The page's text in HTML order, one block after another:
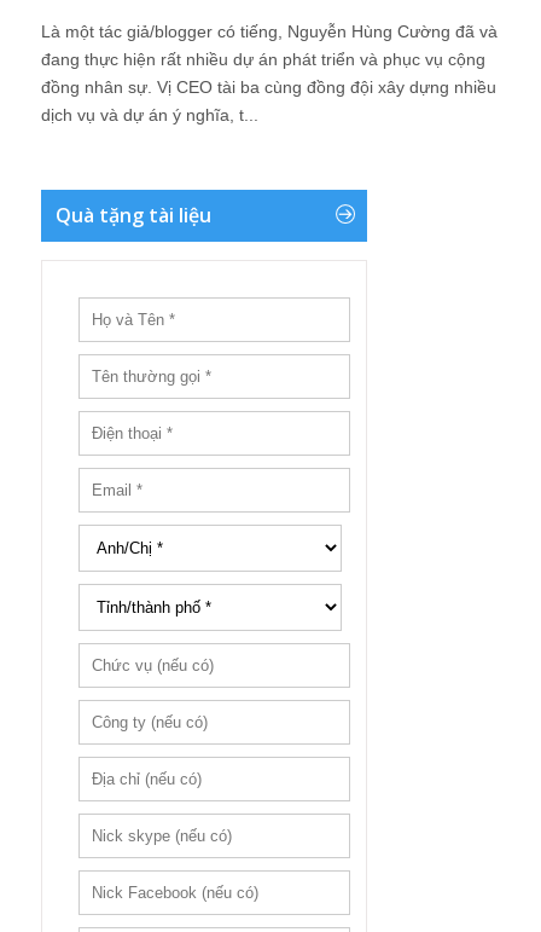
Là một tác giả/blogger có tiếng, Nguyễn Hùng Cường đã và
đang thực hiện rất nhiều dự án phát triển và phục vụ cộng
đồng nhân sự. Vị CEO tài ba cùng đồng đội xây dựng nhiều
dịch vụ và dự án ý nghĩa, t...
Quà tặng tài liệu